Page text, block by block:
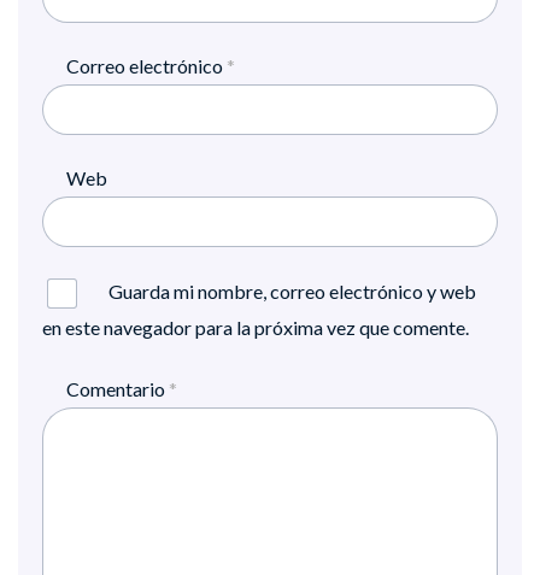
Correo electrónico *
Web
Guarda mi nombre, correo electrónico y web
en este navegador para la próxima vez que comente.
Comentario *